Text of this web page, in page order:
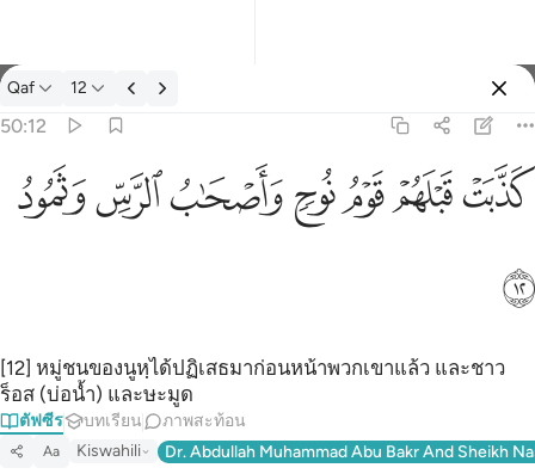
ตัฟซีร: Qaf 50:12
Qaf 12
50:12
كذبت قبلهم قوم نوح واصحاب الرس وثمود ١٢
كَذَّبَتْ قَبْلَهُمْ قَوْمُ نُوحٍۢ وَأَصْحَـٰبُ ٱلرَّسِّ وَثَمُودُ ١٢
ﲫﲬﲭﲮﲯﲰﲱ
ﲲ
[12] หมู่ชนของนูหฺได้ปฏิเสธมาก่อนหน้าพวกเขาแล้ว และชาว
ร็อส (บ่อน้ำ) และษะมูด
ตัฟซีร บทเรียน ภาพสะท้อน
Aa Kiswahili Dr. Abdullah Muhammad Abu Bakr And Sheikh